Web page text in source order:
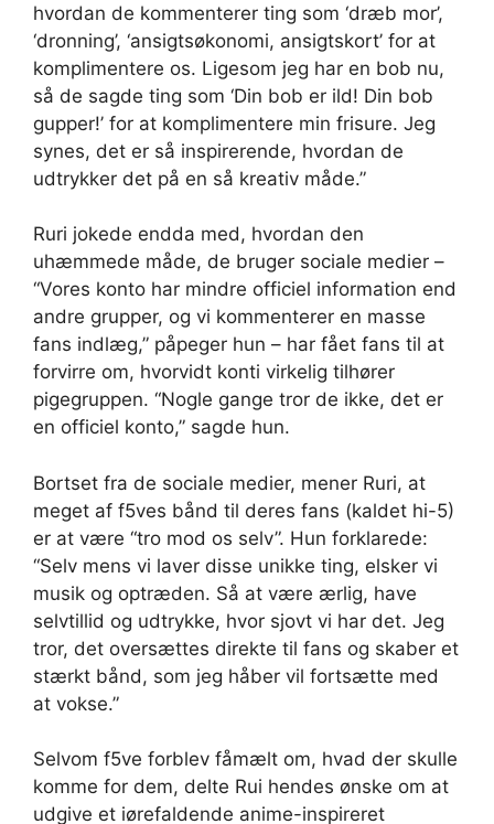
hvordan de kommenterer ting som ‘dræb mor’,
‘dronning’, ‘ansigtsøkonomi, ansigtskort’ for at
komplimentere os. Ligesom jeg har en bob nu,
så de sagde ting som ‘Din bob er ild! Din bob
gupper!’ for at komplimentere min frisure. Jeg
synes, det er så inspirerende, hvordan de
udtrykker det på en så kreativ måde.”
Ruri jokede endda med, hvordan den
uhæmmede måde, de bruger sociale medier –
“Vores konto har mindre officiel information end
andre grupper, og vi kommenterer en masse
fans indlæg,” påpeger hun – har fået fans til at
forvirre om, hvorvidt konti virkelig tilhører
pigegruppen. “Nogle gange tror de ikke, det er
en officiel konto,” sagde hun.
Bortset fra de sociale medier, mener Ruri, at
meget af f5ves bånd til deres fans (kaldet hi-5)
er at være “tro mod os selv”. Hun forklarede:
“Selv mens vi laver disse unikke ting, elsker vi
musik og optræden. Så at være ærlig, have
selvtillid og udtrykke, hvor sjovt vi har det. Jeg
tror, ​​det oversættes direkte til fans og skaber et
stærkt bånd, som jeg håber vil fortsætte med
at vokse.”
Selvom f5ve forblev fåmælt om, hvad der skulle
komme for dem, delte Rui hendes ønske om at
udgive et iørefaldende anime-inspireret